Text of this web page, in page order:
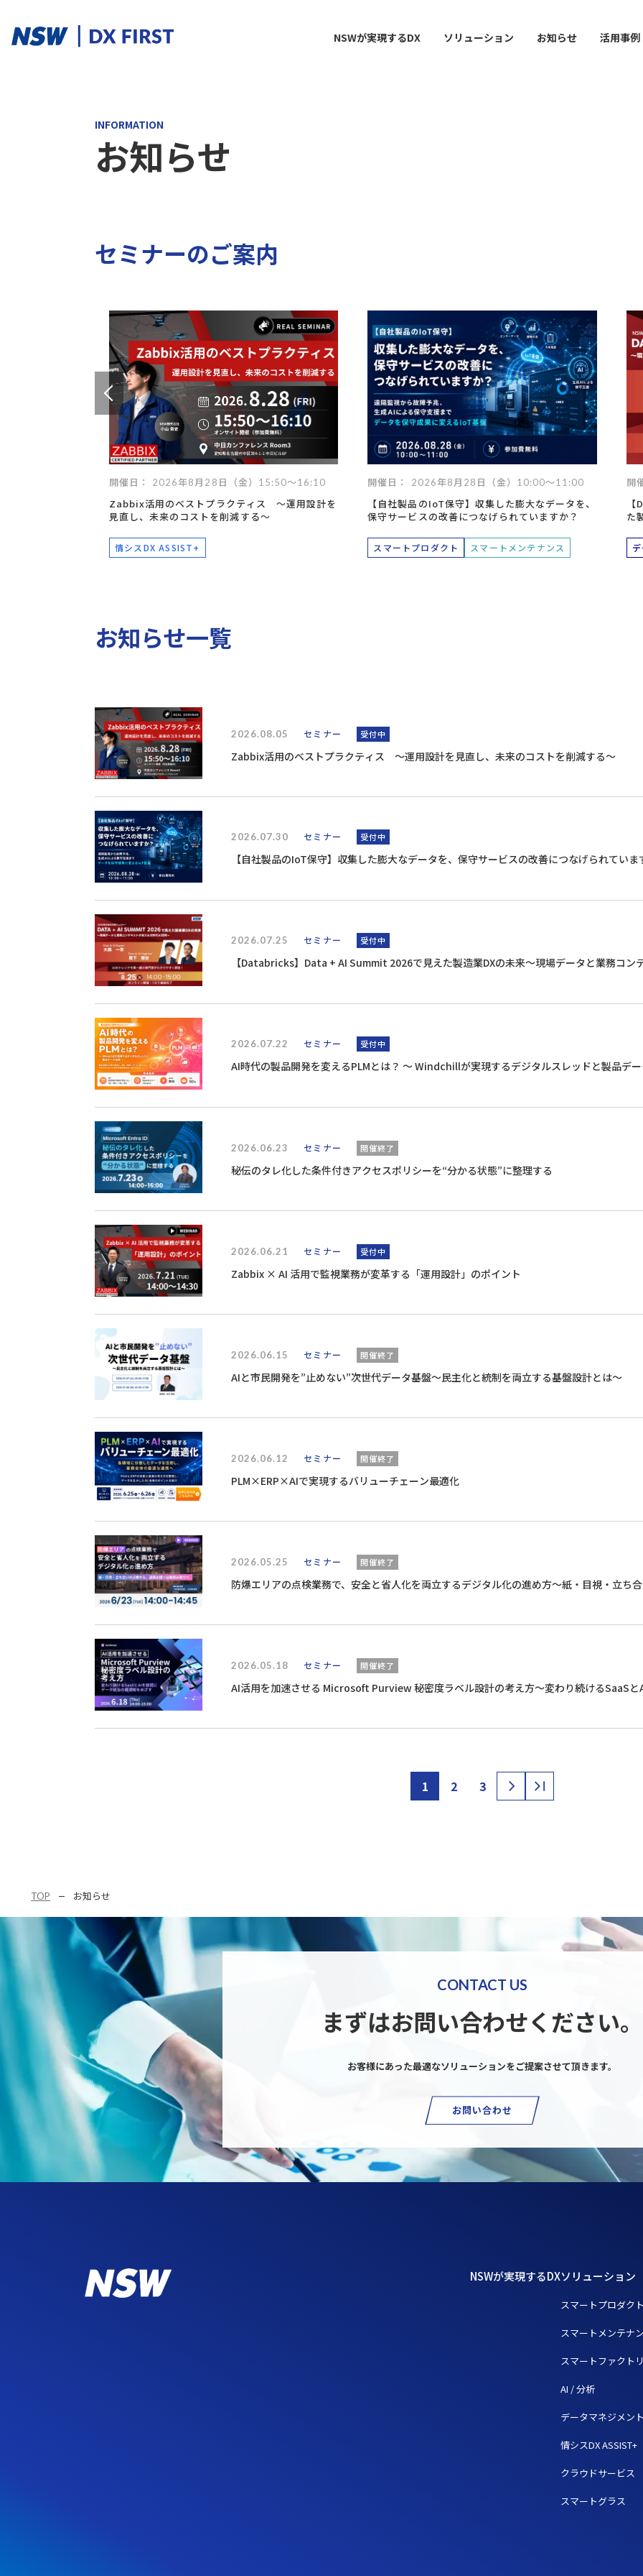
NSWが実現するDX ソリューション
ソリューションカテゴリ
スマートプロダクトスマートメンテナンス
課題からさがす
遠隔支援設備点検・監視現場支援異常検知デジタル化データ活用 自動化社内インフラシステム運用デバイス管理
技術からさがす
デジタルツインロボット最適化IoTAIRPAスマートグラスデータマネジメントクラウドセキュリティネットワーク データセンター ビッ
お知らせ 活用事例
INFORMATION
お知らせ
セミナーのご案内
開催日： 2026年8月28日（金）15:50～16:10
Zabbix活用のベストプラクティス ～運用設計を
見直し、未来のコストを削減する～
情シスDX ASSIST+
開催日： 2026年8月28日（金）10:00～11:00
【自社製品のIoT保守】収集した膨大なデータを、
保守サービスの改善につなげられていますか？
スマートプロダクト スマートメンテナンス
開
た
お知らせ一覧
2026.08.05 セミナー 受付中
Zabbix活用のベストプラクティス ～運用設計を見直し、未来のコストを削減する～
2026.07.30 セミナー 受付中
【自社製品のIoT保守】収集した膨大なデータを、保守サービスの改善につなげられていま
2026.07.25 セミナー 受付中
【Databricks】Data + AI Summit 2026で見えた製造業DXの未来～現場データと業務コン
2026.07.22 セミナー 受付中
AI時代の製品開発を変えるPLMとは？ ～ Windchillが実現するデジタルスレッドと製品デ
2026.06.23 セミナー 開催終了
秘伝のタレ化した条件付きアクセスポリシーを“分かる状態”に整理する
2026.06.21 セミナー 受付中
Zabbix × AI 活用で監視業務が変革する「運用設計」のポイント
2026.06.15 セミナー 開催終了
AIと市民開発を”止めない”次世代データ基盤～民主化と統制を両立する基盤設計とは～
2026.06.12 セミナー 開催終了
PLM×ERP×AIで実現するバリューチェーン最適化
2026.05.25 セミナー 開催終了
防爆エリアの点検業務で、安全と省人化を両立するデジタル化の進め方～紙・目視・立ち
2026.05.18 セミナー 開催終了
AI活用を加速させる Microsoft Purview 秘密度ラベル設計の考え方～変わり続けるSaaSと
1 2 3
TOP お知らせ
CONTACT US
まずはお問い合わせください。
お客様にあった最適なソリューションをご提案させて頂きます。
お問い合わせ
NSWが実現するDXソリューション
スマートプロダクト
スマートメンテナ
スマートファクト
AI / 分析
データマネジメント
情シスDX ASSIST+
クラウドサービス
スマートグラス